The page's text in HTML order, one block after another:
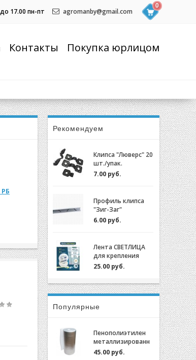
17.00 пн-пт agromanby@gmail.com
0
Контакты Покупка юрлицом
Рекомендуем
Клипса "Люверс" 20
шт./упак.
7.00 руб.
Профиль клипса
"Зиг-Заг"
(ХОЗАГРО) с
замком для
для теплиц
оцинкованный,
0,7мм (2м)
6.00 руб.
Лента СВЕТЛИЦА
для крепления
пленки к теплице
длина 30м, ширина
3 см, 700 мкм
25.00 руб.
Популярные
Пенополиэтилен
металлизированн
ый (НПЭ 2-120-25)
45.00 руб.